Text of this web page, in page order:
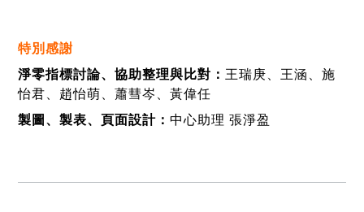
入政
UNFCCC提
奧地利聯邦永續觀光部
（Federal Ministry for
特別感謝
淨零指標討論、協助整理與比對： 王瑞庚、王涵、施
怡君、趙怡萌、蕭彗岑、黃偉任
製圖、製表、頁面設計：中心助理 張淨盈